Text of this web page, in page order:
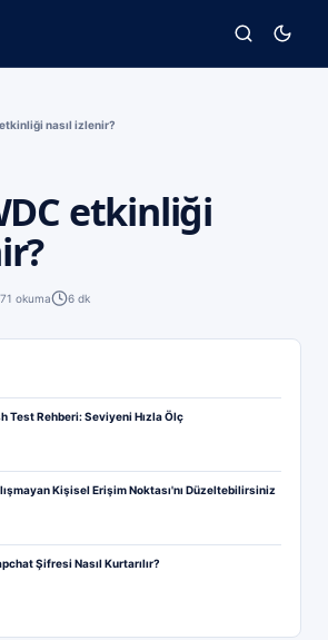
nasıl izlenir?
etkinliği
71 okuma 6 dk
Test Rehberi: Seviyeni Hızla Ölç
Kişisel Erişim Noktası'nı Düzeltebilirsiniz
Şifresi Nasıl Kurtarılır?